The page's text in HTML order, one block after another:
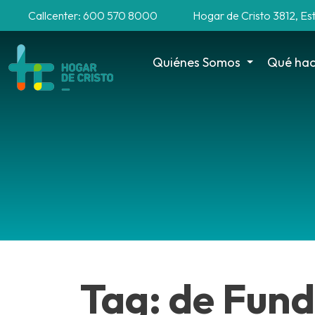
Callcenter: 600 570 8000 Hogar de Cristo 3812,
Quiénes Somos Qué
Tag: de